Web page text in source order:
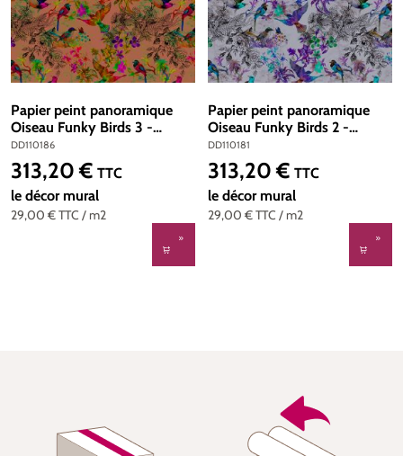
Papier peint panoramique
Oiseau Funky Birds 3 -
Référence DD110186 - Intissé
200g/m2 - Standard 400 x
270
DD110186
29,00 €TTC / m2
Prix régulier :
313,20 € TTC
le décor mural
Papier peint panoramique
Oiseau Funky Birds 2 -
Référence DD110181 - Intissé
200g/m2 - Standard 400 x
270
DD110181
29,00 €TTC / m2
Prix régulier :
313,20 € TTC
le décor mural